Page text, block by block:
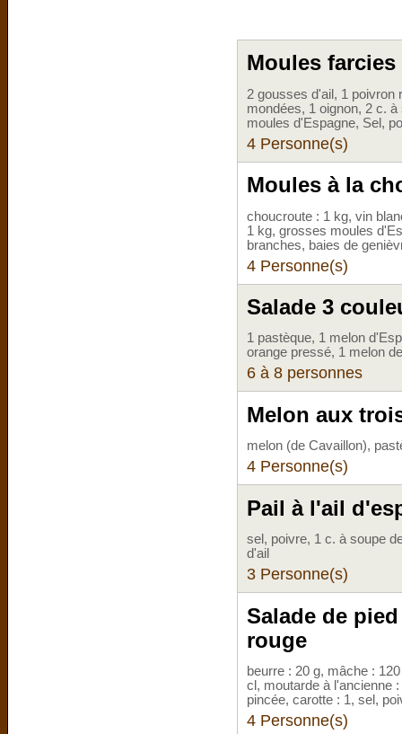
Moules farcies
2 gousses d'ail, 1 poivron
mondées, 1 oignon, 2 c.
moules d'Espagne, Sel,
4 Personne(s)
Moules à la
choucroute : 1 kg, vin
1 kg, grosses moules
branches, baies de
4 Personne(s)
Salade 3
1 pastèque, 1 melon
orange pressé, 1 melon
6 à 8 personnes
Melon aux
melon (de Cavaillon),
4 Personne(s)
Pail à l'ail
sel, poivre, 1 c. à soupe
d'ail
3 Personne(s)
Salade de
rouge
beurre : 20 g, mâche :
cl, moutarde à l'ancienne
pincée, carotte : 1, sel,
4 Personne(s)